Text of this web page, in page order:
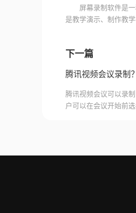
屏幕录制软件是一
是教学演示、制作教
下一篇
腾讯视频会议录制
腾讯视频会议可以录
户可以在会议开始前